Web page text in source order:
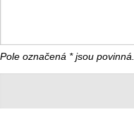
Pole označená *jsou povinná.